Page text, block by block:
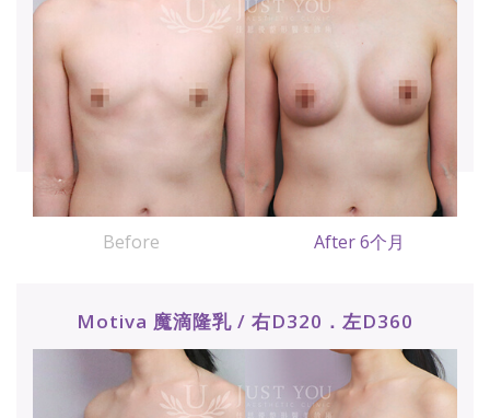
Before After 6个月
Motiva 魔滴隆乳 / 右D320．左D360